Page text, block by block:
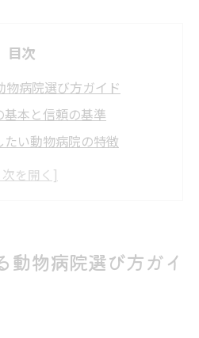
目次
物病院選び方ガイド
本と信頼の基準
い動物病院の特徴
内容から考える選択法
ラリストの強みと役割
動物病院選び方ガイ